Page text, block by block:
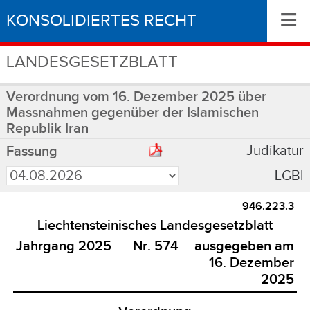
KONSOLIDIERTES RECHT
LANDESGESETZBLATT
≡
Verordnung vom 16. Dezember 2025 über
Massnahmen gegenüber der Islamischen
Republik Iran
Fassung
Judikatur
LGBl